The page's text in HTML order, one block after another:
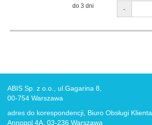
do 3 dni
-
ABIS Sp. z o.o., ul.Gagarina 8,
00-754 Warszawa
adres do korespondencji, Biuro Obsługi Klienta,
Annopol 4A, 03-236 Warszawa